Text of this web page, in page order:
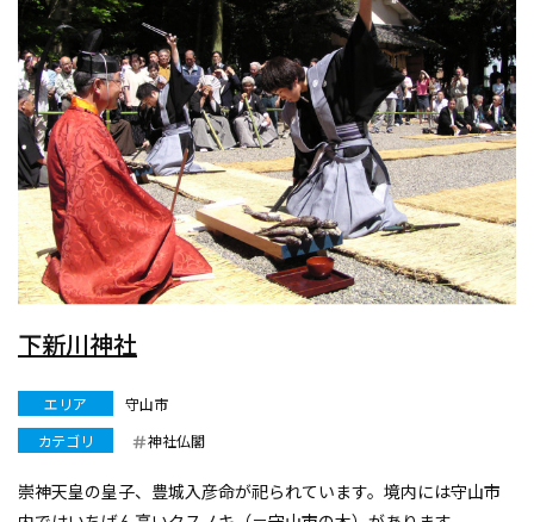
下新川神社
エリア
守山市
カテゴリ
神社仏閣
崇神天皇の皇子、豊城入彦命が祀られています。境内には守山市